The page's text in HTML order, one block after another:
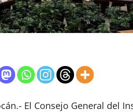
El Consejo General del